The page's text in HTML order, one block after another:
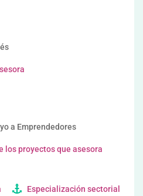
a Emprendedores
los proyectos que asesora
Especialización sectorial